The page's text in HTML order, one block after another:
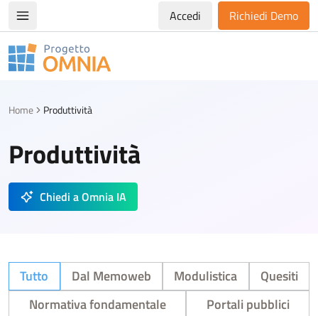
Apri/chiudi menù di navigazioneAccedi Richiedi Demo
Progetto Omnia
Home Produttività
Produttività
Chiedi a Omnia IA
Tutto Dal Memoweb Modulistica
Quesiti
Normativa fondamentale
Portali pubblici